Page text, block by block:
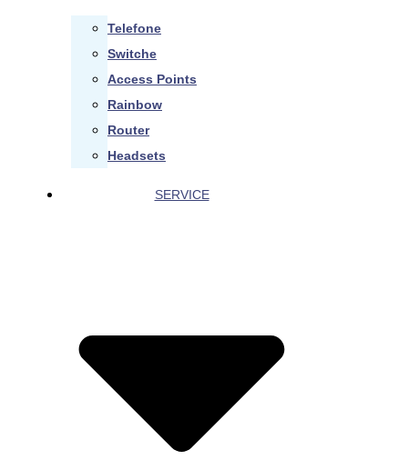
Telefone
Switche
Access Points
Rainbow
Router
Headsets
SERVICE